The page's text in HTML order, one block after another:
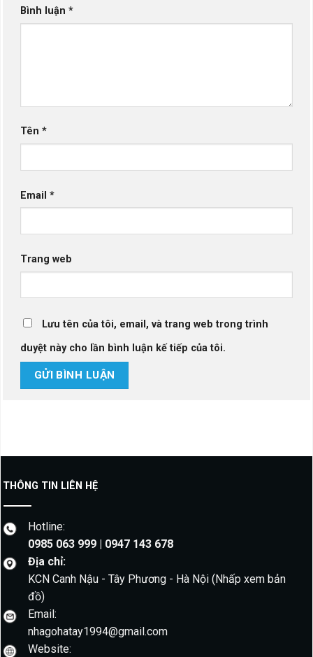
Bình luận *
Tên *
Email *
Trang web
Lưu tên của tôi, email, và trang web trong trình
duyệt này cho lần bình luận kế tiếp của tôi.
THÔNG TIN LIÊN HỆ
Hotline:
0985 063 999 | 0947 143 678
Địa chỉ:
KCN Canh Nậu - Tây Phương - Hà Nội (Nhấp xem bản
đồ)
Email:
nhagohatay1994@gmail.com
Website: